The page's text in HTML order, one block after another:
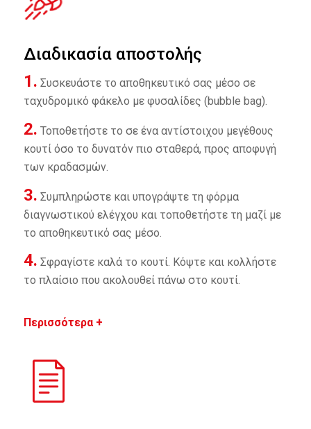
Διαδικασία αποστολής
1. Συσκευάστε το αποθηκευτικό σας μέσο σε
ταχυδρομικό φάκελο με φυσαλίδες (bubble bag).
2. Τοποθετήστε το σε ένα αντίστοιχου μεγέθους
κουτί όσο το δυνατόν πιο σταθερά, προς αποφυγή
των κραδασμών.
3. Συμπληρώστε και υπογράψτε τη φόρμα
διαγνωστικού ελέγχου και τοποθετήστε τη μαζί με
το αποθηκευτικό σας μέσο.
4. Σφραγίστε καλά το κουτί. Κόψτε και κολλήστε
το πλαίσιο που ακολουθεί πάνω στο κουτί.
Περισσότερα +